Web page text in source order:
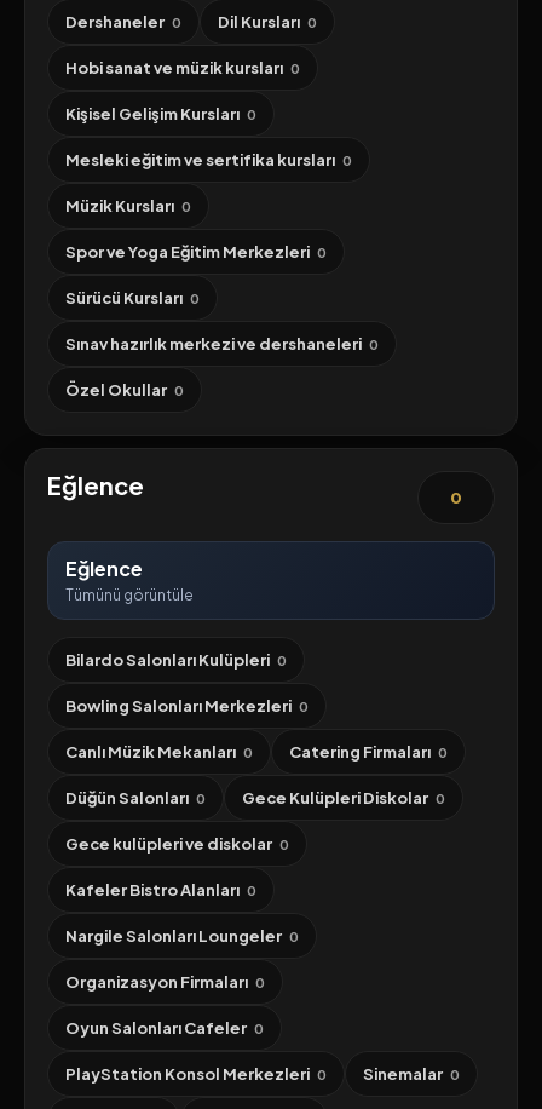
Dershaneler 0 Dil Kursları 0
Hobi sanat ve müzik kursları 0
Kişisel Gelişim Kursları 0
Mesleki eğitim ve sertifika kursları 0
Müzik Kursları 0
Spor ve Yoga Eğitim Merkezleri 0
Sürücü Kursları 0
Sınav hazırlık merkezi ve dershaneleri 0
Özel Okullar 0
Eğlence 0
Eğlence
Tümünü görüntüle
Bilardo Salonları Kulüpleri 0
Bowling Salonları Merkezleri 0
Canlı Müzik Mekanları 0 Catering Firmaları 0
Düğün Salonları 0 Gece Kulüpleri Diskolar 0
Gece kulüpleri ve diskolar 0
Kafeler Bistro Alanları 0
Nargile Salonları Loungeler 0
Organizasyon Firmaları 0
Oyun Salonları Cafeler 0
PlayStation Konsol Merkezleri 0 Sinemalar 0